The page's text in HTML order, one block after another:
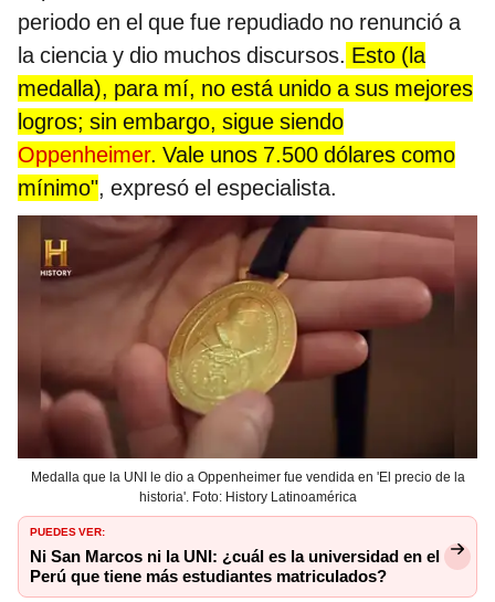
periodo en el que fue repudiado no renunció a
la ciencia y dio muchos discursos. Esto (la
medalla), para mí, no está unido a sus mejores
logros; sin embargo, sigue siendo
Oppenheimer. Vale unos 7.500 dólares como
mínimo", expresó el especialista.
Medalla que la UNI le dio a Oppenheimer fue vendida en 'El precio de la
historia'. Foto: History Latinoamérica
PUEDES VER:
Ni San Marcos ni la UNI: ¿cuál es la universidad en el
Perú que tiene más estudiantes matriculados?